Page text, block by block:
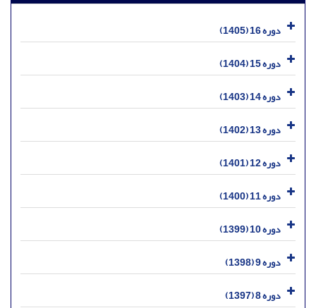
دوره 16 (1405)
دوره 15 (1404)
دوره 14 (1403)
دوره 13 (1402)
دوره 12 (1401)
دوره 11 (1400)
دوره 10 (1399)
دوره 9 (1398)
دوره 8 (1397)